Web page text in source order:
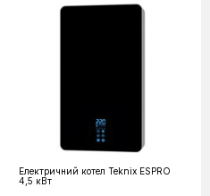
Електричний котел Teknix ESPRO
4,5 кВт